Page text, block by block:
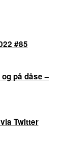
#85
på dåse –
Twitter